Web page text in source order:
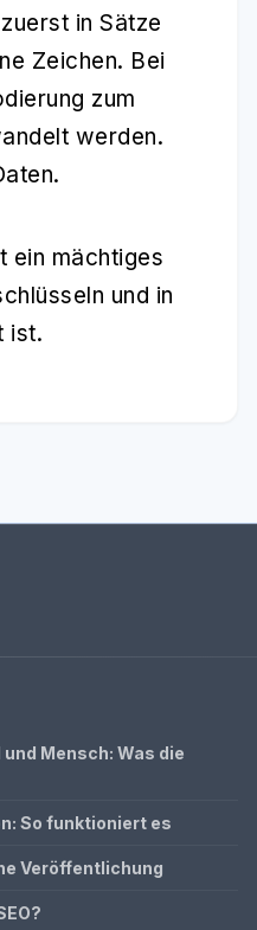
in Sätze
Zeichen. Bei
zum
werden.
ein mächtiges
und in
ist.
Mensch: Was die
So funktioniert es
Veröffentlichung